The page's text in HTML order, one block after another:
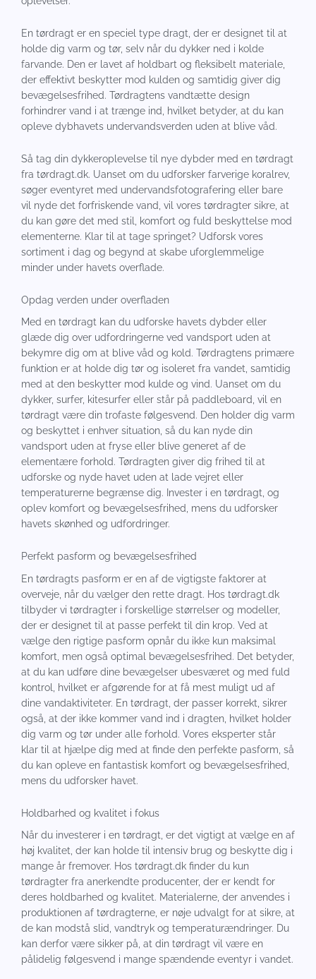
En tørdragt er en speciel type dragt, der er designet til at
holde dig varm og tør, selv når du dykker ned i kolde
farvande. Den er lavet af holdbart og fleksibelt materiale,
der effektivt beskytter mod kulden og samtidig giver dig
bevægelsesfrihed. Tørdragtens vandtætte design
forhindrer vand i at trænge ind, hvilket betyder, at du kan
opleve dybhavets undervandsverden uden at blive våd.
Så tag din dykkeroplevelse til nye dybder med en tørdragt
fra tørdragt.dk. Uanset om du udforsker farverige koralrev,
søger eventyret med undervandsfotografering eller bare
vil nyde det forfriskende vand, vil vores tørdragter sikre, at
du kan gøre det med stil, komfort og fuld beskyttelse mod
elementerne. Klar til at tage springet? Udforsk vores
sortiment i dag og begynd at skabe uforglemmelige
minder under havets overflade.
Opdag verden under overfladen
Med en tørdragt kan du udforske havets dybder eller
glæde dig over udfordringerne ved vandsport uden at
bekymre dig om at blive våd og kold. Tørdragtens primære
funktion er at holde dig tør og isoleret fra vandet, samtidig
med at den beskytter mod kulde og vind. Uanset om du
dykker, surfer, kitesurfer eller står på paddleboard, vil en
tørdragt være din trofaste følgesvend. Den holder dig varm
og beskyttet i enhver situation, så du kan nyde din
vandsport uden at fryse eller blive generet af de
elementære forhold. Tørdragten giver dig frihed til at
udforske og nyde havet uden at lade vejret eller
temperaturerne begrænse dig. Invester i en tørdragt, og
oplev komfort og bevægelsesfrihed, mens du udforsker
havets skønhed og udfordringer.
Perfekt pasform og bevægelsesfrihed
En tørdragts pasform er en af de vigtigste faktorer at
overveje, når du vælger den rette dragt. Hos tørdragt.dk
tilbyder vi tørdragter i forskellige størrelser og modeller,
der er designet til at passe perfekt til din krop. Ved at
vælge den rigtige pasform opnår du ikke kun maksimal
komfort, men også optimal bevægelsesfrihed. Det betyder,
at du kan udføre dine bevægelser ubesværet og med fuld
kontrol, hvilket er afgørende for at få mest muligt ud af
dine vandaktiviteter. En tørdragt, der passer korrekt, sikrer
også, at der ikke kommer vand ind i dragten, hvilket holder
dig varm og tør under alle forhold. Vores eksperter står
klar til at hjælpe dig med at finde den perfekte pasform, så
du kan opleve en fantastisk komfort og bevægelsesfrihed,
mens du udforsker havet.
Holdbarhed og kvalitet i fokus
Når du investerer i en tørdragt, er det vigtigt at vælge en af
høj kvalitet, der kan holde til intensiv brug og beskytte dig i
mange år fremover. Hos tørdragt.dk finder du kun
tørdragter fra anerkendte producenter, der er kendt for
deres holdbarhed og kvalitet. Materialerne, der anvendes i
produktionen af tørdragterne, er nøje udvalgt for at sikre, at
de kan modstå slid, vandtryk og temperaturændringer. Du
kan derfor være sikker på, at din tørdragt vil være en
pålidelig følgesvend i mange spændende eventyr i vandet.